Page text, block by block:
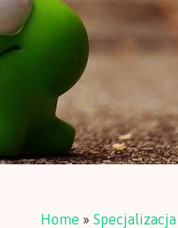
Home » Specjalizacja